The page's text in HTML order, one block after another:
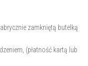
zamkniętą butelką
(płatność kartą lub